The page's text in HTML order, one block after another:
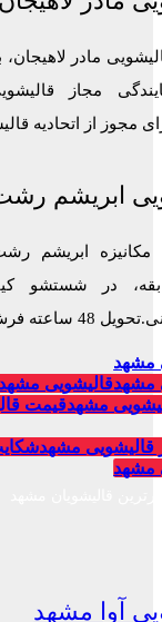
مادر لاهیجان،
مجاز
مجوز از اتحادیه
ابریشم
مکانیزه ابریشم
در شستشو
48 ساعته فرش.
مشهد
مشهدقالیشویی مشهد
مشهدقیمت
قالیشویی مشهد
مشهد
آوا مشهد